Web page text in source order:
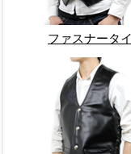
ファスナータ